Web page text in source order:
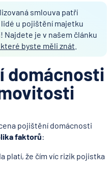
smlouva patří
u pojištění majetku
Najdete je v našem článku
byste měli znát.
domácnosti
pojištění domácnosti
faktorů:
platí, že čím víc rizik pojistka